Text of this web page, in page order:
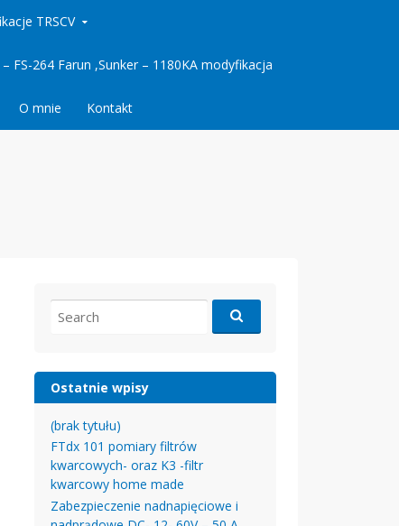
TRSCV
FS-264 Farun ,Sunker – 1180KA modyfikacja
O mnie Kontakt
for:
Ostatnie wpisy
(brak tytułu)
FTdx 101 pomiary filtrów
kwarcowych- oraz K3 -filtr
kwarcowy home made
Zabezpieczenie nadnapięciowe i